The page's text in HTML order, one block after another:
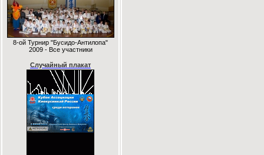
8-ой Турнир "Бусидо-Антилопа"
2009 - Все участники
Случайный плакат